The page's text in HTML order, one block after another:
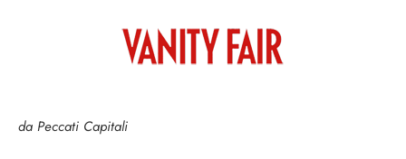
da Peccati Capitali